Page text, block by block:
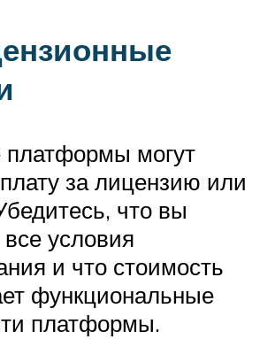
платформы могут
за лицензию или
что вы
условия
и что стоимость
функциональные
платформы.